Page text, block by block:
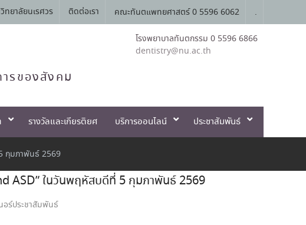
ทยาลัยนเรศวร ติดต่อเรา คณะทันตแพทยศาสตร์ 0 5596 6062 .
รของสังคม
โรงพยาบาลทันตกรรม 0 5596 6866
dentistry@nu.ac.th
รางวัลและเกียรติยศ บริการออนไลน์ ประชาสัมพันธ์
กุมภาพันธ์ 2569
ASD” ในวันพฤหัสบดีที่ 5 กุมภาพันธ์ 2569
อร์ประชาสัมพันธ์